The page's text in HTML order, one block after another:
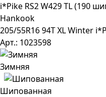
i*Pike RS2 W429 TL (190
Hankook
205/55R16 94T XL Winter
Арт.: 1023598
Зимняя
Шипованная